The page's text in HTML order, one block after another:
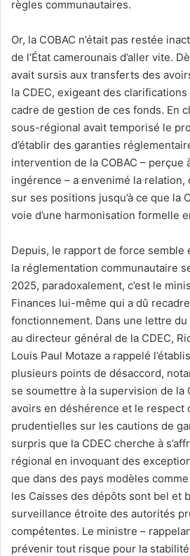
règles communautaires.
Or, la COBAC n’était pas restée
de l’État camerounais d’aller vite.
avait sursis aux transferts des
la CDEC, exigeant des
cadre de gestion de ces fonds. En
sous-régional avait temporisé le
d’établir des garanties
intervention de la COBAC – perçue
ingérence – a envenimé la
sur ses positions jusqu’à ce que la
voie d’une harmonisation formelle
Depuis, le rapport de force semble
la réglementation communautaire
2025, paradoxalement, c’est le
Finances lui-même qui a dû
fonctionnement. Dans une lettre
au directeur général de la CDEC,
Louis Paul Motaze a rappelé
plusieurs points de désaccord,
se soumettre à la supervision de la
avoirs en déshérence et le respect
prudentielles sur les cautions de
surpris que la CDEC cherche à
régional en invoquant des
que dans des pays modèles
les Caisses des dépôts sont bel et
surveillance étroite des autorités
compétentes. Le ministre –
prévenir tout risque pour la